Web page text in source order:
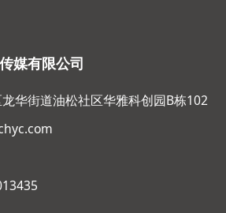
媒有限公司
华街道油松社区华雅科创园B栋102